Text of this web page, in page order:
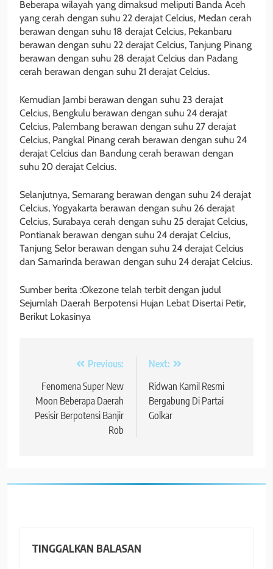
Beberapa wilayah yang dimaksud meliputi Banda Aceh
yang cerah dengan suhu 22 derajat Celcius, Medan cerah
berawan dengan suhu 18 derajat Celcius, Pekanbaru
berawan dengan suhu 22 derajat Celcius, Tanjung Pinang
berawan dengan suhu 28 derajat Celcius dan Padang
cerah berawan dengan suhu 21 derajat Celcius.
Kemudian Jambi berawan dengan suhu 23 derajat
Celcius, Bengkulu berawan dengan suhu 24 derajat
Celcius, Palembang berawan dengan suhu 27 derajat
Celcius, Pangkal Pinang cerah berawan dengan suhu 24
derajat Celcius dan Bandung cerah berawan dengan
suhu 20 derajat Celcius.
Selanjutnya, Semarang berawan dengan suhu 24 derajat
Celcius, Yogyakarta berawan dengan suhu 26 derajat
Celcius, Surabaya cerah dengan suhu 25 derajat Celcius,
Pontianak berawan dengan suhu 24 derajat Celcius,
Tanjung Selor berawan dengan suhu 24 derajat Celcius
dan Samarinda berawan dengan suhu 24 derajat Celcius.
Sumber berita :Okezone telah terbit dengan judul
Sejumlah Daerah Berpotensi Hujan Lebat Disertai Petir,
Berikut Lokasinya
Navigasi
pos
Previous:
Fenomena Super New
Moon Beberapa Daerah
Pesisir Berpotensi Banjir
Rob
Next:
Ridwan Kamil Resmi
Bergabung Di Partai
Golkar
TINGGALKAN BALASAN